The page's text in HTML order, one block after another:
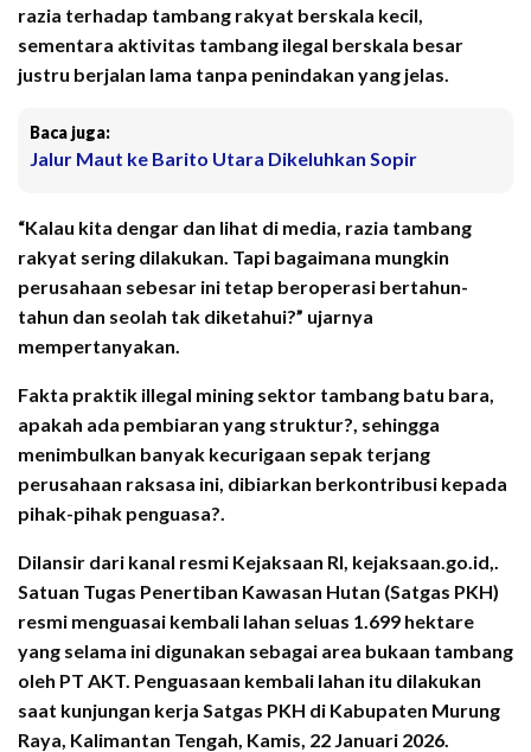
razia terhadap tambang rakyat berskala kecil,
sementara aktivitas tambang ilegal berskala besar
justru berjalan lama tanpa penindakan yang jelas.
Baca juga:
Jalur Maut ke Barito Utara Dikeluhkan Sopir
“Kalau kita dengar dan lihat di media, razia tambang
rakyat sering dilakukan. Tapi bagaimana mungkin
perusahaan sebesar ini tetap beroperasi bertahun-
tahun dan seolah tak diketahui?” ujarnya
mempertanyakan.
Fakta praktik illegal mining sektor tambang batu bara,
apakah ada pembiaran yang struktur?, sehingga
menimbulkan banyak kecurigaan sepak terjang
perusahaan raksasa ini, dibiarkan berkontribusi kepada
pihak-pihak penguasa?.
Dilansir dari kanal resmi Kejaksaan RI, kejaksaan.go.id,.
Satuan Tugas Penertiban Kawasan Hutan (Satgas PKH)
resmi menguasai kembali lahan seluas 1.699 hektare
yang selama ini digunakan sebagai area bukaan tambang
oleh PT AKT. Penguasaan kembali lahan itu dilakukan
saat kunjungan kerja Satgas PKH di Kabupaten Murung
Raya, Kalimantan Tengah, Kamis, 22 Januari 2026.